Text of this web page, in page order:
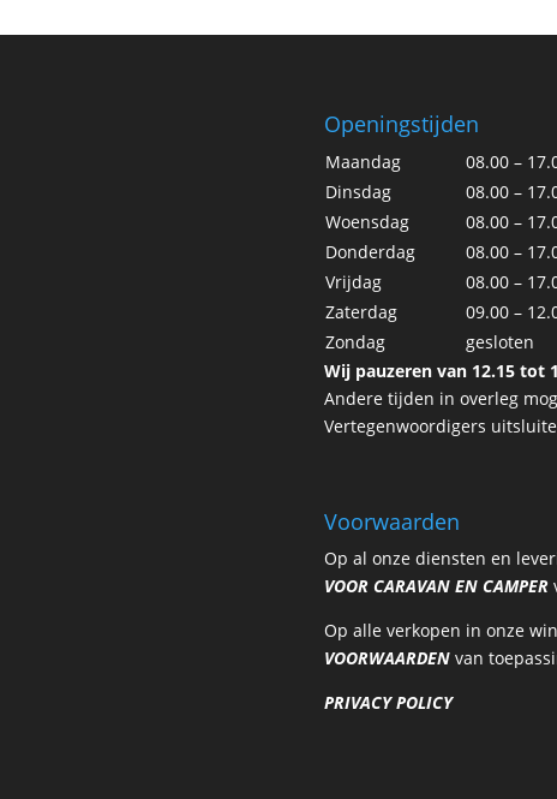
Openingstijden
Maandag
08.00 –
Dinsdag
08.00 –
Woensdag
08.00 –
Donderdag
08.00 –
Vrijdag
08.00 –
Zaterdag
09.00 –
Zondag
gesloten
Wij pauzeren van 12.15 tot
Andere tijden in overleg
Vertegenwoordigers
Voorwaarden
Op al onze diensten en
VOOR CARAVAN EN CAMPER
Op alle verkopen in onze
VOORWAARDENvan
PRIVACY POLICY